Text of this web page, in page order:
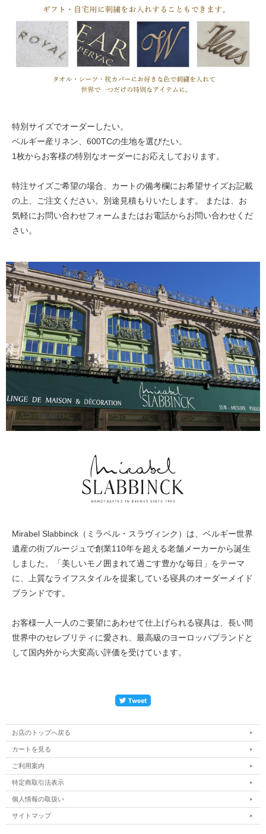
特別サイズでオーダーしたい。
ベルギー産リネン、600TCの生地を選びたい。
1枚からお客様の特別なオーダーにお応えしております。
特注サイズご希望の場合、カートの備考欄にお希望サイズお記載
の上、ご注文ください。別途見積もりいたします。 または、お
気軽にお問い合わせフォームまたはお電話からお問い合わせくだ
さい。
Mirabel Slabbinck（ミラベル・スラヴィンク）は、ベルギー世界
遺産の街ブルージュで創業110年を超える老舗メーカーから誕生
しました。「美しいモノ囲まれて過ごす豊かな毎日」をテーマ
に、上質なライフスタイルを提案している寝具のオーダーメイド
ブランドです。
お客様一人一人のご要望にあわせて仕上げられる寝具は、長い間
世界中のセレブリティに愛され、最高級のヨーロッパブランドと
して国内外から大変高い評価を受けています。
お店のトップへ戻る
カートを見る
ご利用案内
特定商取引法表示
個人情報の取扱い
サイトマップ